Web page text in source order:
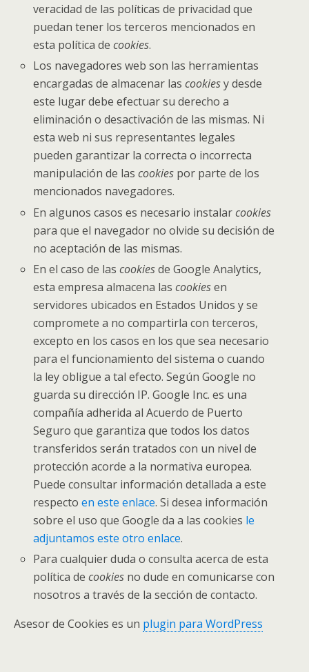
veracidad de las políticas de privacidad que
puedan tener los terceros mencionados en
esta política decookies.
Los navegadores web son las herramientas
encargadas de almacenar lascookiesy desde
este lugar debe efectuar su derecho a
eliminación o desactivación de las mismas. Ni
esta web ni sus representantes legales
pueden garantizar la correcta o incorrecta
manipulación de lascookies por parte de los
mencionados navegadores.
En algunos casos es necesario instalarcookies
para que el navegador no olvide su decisión de
no aceptación de las mismas.
En el caso de lascookiesde Google Analytics,
esta empresa almacena lascookiesen
servidores ubicados en Estados Unidos y se
compromete a no compartirla con terceros,
excepto en los casos en los que sea necesario
para el funcionamiento del sistema o cuando
la ley obligue a tal efecto. Según Google no
guarda su dirección IP. Google Inc. es una
compañía adherida al Acuerdo de Puerto
Seguro que garantiza que todos los datos
transferidos serán tratados con un nivel de
protección acorde a la normativa europea.
Puede consultar información detallada a este
respectoen este enlace. Si desea información
sobre el uso que Google da a las cookies le
adjuntamos este otro enlace.
Para cualquier duda o consulta acerca de esta
política decookies no dude en comunicarse con
nosotros a través de la sección de contacto.
Asesor de Cookies es un plugin para WordPress